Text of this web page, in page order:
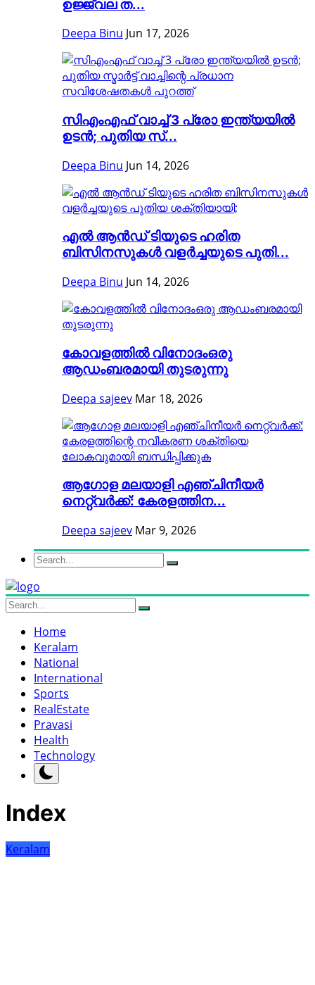
ഉജ്ജ്വല ത...
Deepa Binu Jun 17, 2026
സിഎംഎഫ് വാച്ച് 3 പ്രോ ഇന്ത്യയിൽ
ഉടൻ; പുതിയ സ്...
Deepa Binu Jun 14, 2026
എൽ ആൻഡ് ടിയുടെ ഹരിത
ബിസിനസുകൾ വളർച്ചയുടെ പുതി...
Deepa Binu Jun 14, 2026
കോവളത്തിൽ വിനോദംഒരു
ആഡംബരമായി തുടരുന്നു
Deepa sajeev Mar 18, 2026
ആഗോള മലയാളി എഞ്ചിനീയർ
നെറ്റ്വർക്ക്: കേരളത്തിന...
Deepa sajeev Mar 9, 2026
Home
Keralam
National
International
Sports
RealEstate
Pravasi
Health
Technology
Index
Keralam